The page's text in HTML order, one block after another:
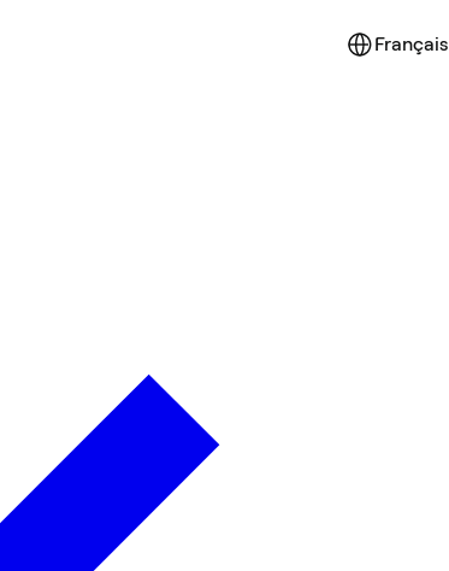
Français